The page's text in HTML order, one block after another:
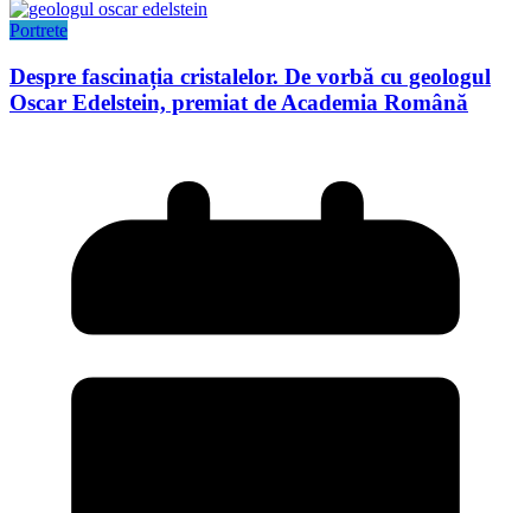
Portrete
Despre fascinația cristalelor. De vorbă cu geologul
Oscar Edelstein, premiat de Academia Română